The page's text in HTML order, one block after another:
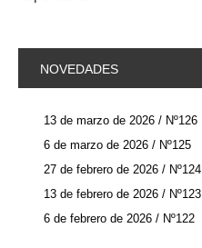
NOVEDADES
13 de marzo de 2026 / Nº126
6 de marzo de 2026 / Nº125
27 de febrero de 2026 / Nº124
13 de febrero de 2026 / Nº123
6 de febrero de 2026 / Nº122